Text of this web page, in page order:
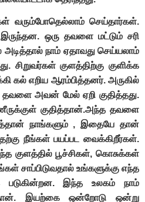
வரும்போதெல்லாம் செய்தார்கள்.
ஒரு தவளை மட்டும் சரி
நாம் ஏதாவது செய்யலாம்
சிறுவர்கள் குளத்திற்கு குளிக்க
கல் எறிய ஆரம்பித்தனர். அருகில்
அவன் மேல் ஏறி குதித்தது.
குதித்தான்.அந்த தவளை
நாங்களும் , இதையே தான்
நீங்கள் பயப்பட வைக்கிறீர்கள்.
குளத்தில் பூச்சிகள், கொசுக்கள்
சாப்பிடுவதால் உங்களுக்கு எந்த
படுகின்றன. இந்த உலகம் நாம்
இயற்கை ஒன்றோடு ஒன்று